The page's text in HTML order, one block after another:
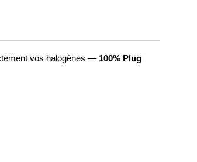
vos halogènes — 100% Plug